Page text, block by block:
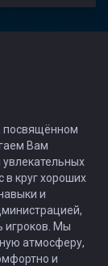
посвящённом
Вам
в круг хороших
и
игроков. Мы
атмосферу,
и